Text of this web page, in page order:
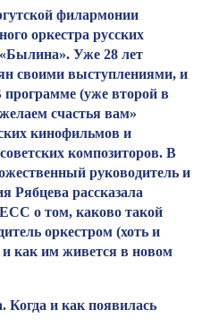
филармонии
оркестра русских
Уже 28 лет
своими выступлениями, и
программе (уже второй в
счастья вам»
кинофильмов и
композиторов. В
руководитель и
рассказала
о том, каково такой
оркестром (хоть и
как им живется в новом
Когда и как появилась